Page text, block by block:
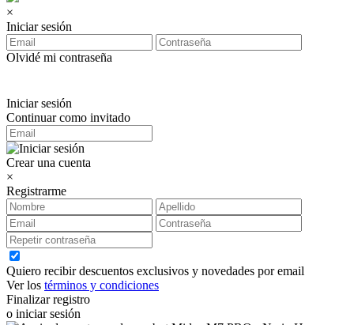
×
Iniciar sesión
Olvidé mi contraseña
Iniciar sesión
Continuar como invitado
Crear una cuenta
×
Registrarme
Quiero recibir descuentos exclusivos y novedades por email
Ver los términos y condiciones
Finalizar registro
o iniciar sesión